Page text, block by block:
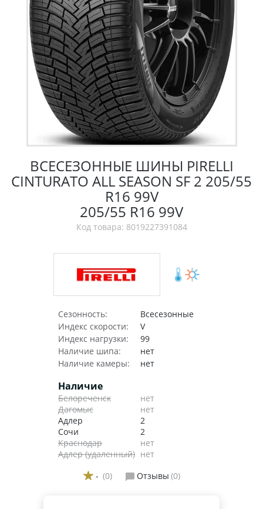
ВСЕСЕЗОННЫЕ ШИНЫ PIRELLI
CINTURATO ALL SEASON SF 2 205/55
R16 99V
205/55 R16 99V
Код товара: 8019227391084
Сезонность:
Всесезонные
Индекс скорости:
V
Индекс нагрузки:
99
Наличие шипа:
нет
Наличие камеры:
нет
Наличие
Белореченск
нет
Дагомыс
нет
Адлер
2
Сочи
2
Краснодар
нет
Адлер (удаленный) нет
- (0) Отзывы (0)